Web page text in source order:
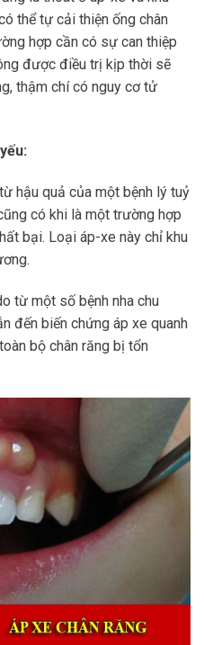
thể tự cải thiện ống chân
hợp cần có sự can thiệp
được điều trị kịp thời sẽ
thậm chí có nguy cơ tử
hậu quả của một bệnh lý tuỷ
có khi là một trường hợp
bại. Loại áp-xe này chỉ khu
từ một số bệnh nha chu
đến biến chứng áp xe quanh
bộ chân răng bị tổn